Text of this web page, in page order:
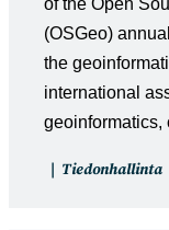
of the Open
(OSGeo)
the
international
Artikkelin
Tiedonhallinta